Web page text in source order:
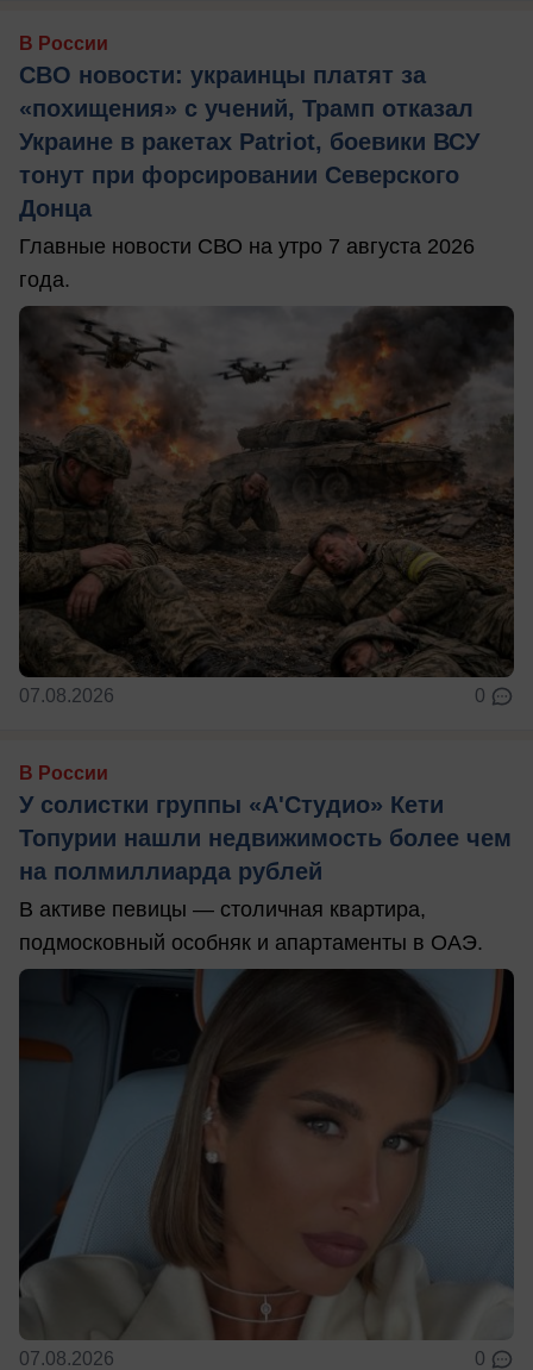
В России
СВО новости: украинцы платят за
«похищения» с учений, Трамп отказал
Украине в ракетах Patriot, боевики ВСУ
тонут при форсировании Северского
Донца
Главные новости СВО на утро 7 августа 2026
года.
07.08.2026 0
В России
У солистки группы «А'Студио» Кети
Топурии нашли недвижимость более чем
на полмиллиарда рублей
В активе певицы — столичная квартира,
подмосковный особняк и апартаменты в ОАЭ.
07.08.2026 0